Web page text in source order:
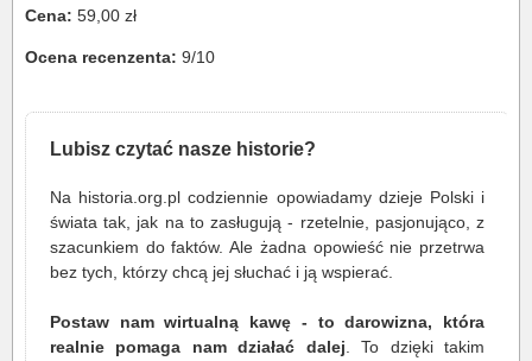
Cena: 59,00 zł
Ocena recenzenta: 9/10
Lubisz czytać nasze historie?
Na historia.org.pl codziennie opowiadamy dzieje Polski i
świata tak, jak na to zasługują - rzetelnie, pasjonująco, z
szacunkiem do faktów. Ale żadna opowieść nie przetrwa
bez tych, którzy chcą jej słuchać i ją wspierać.
Postaw nam wirtualną kawę - to darowizna, która
realnie pomaga nam działać dalej . To dzięki takim